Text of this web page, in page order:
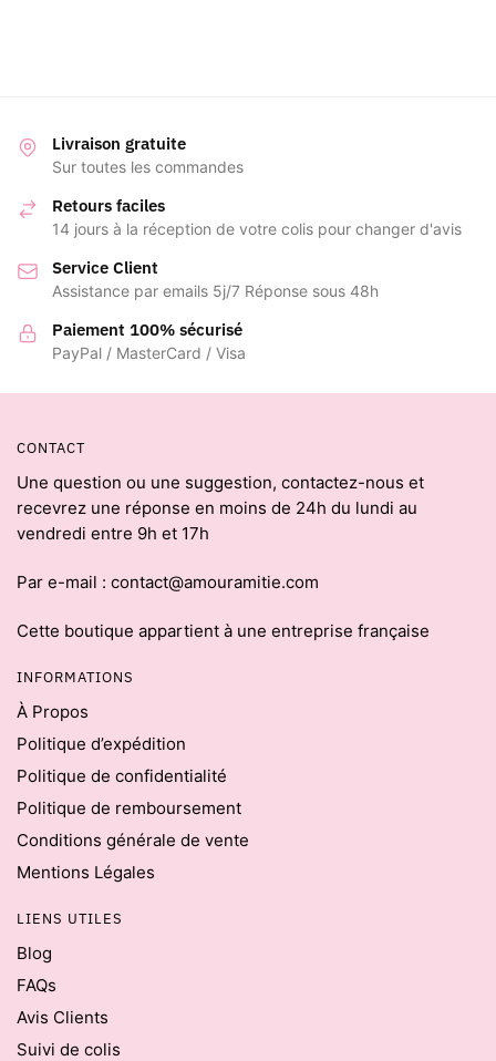
Livraison gratuite
Sur toutes les commandes
Retours faciles
14 jours à la réception de votre colis pour changer d'avis
Service Client
Assistance par emails 5j/7 Réponse sous 48h
Paiement 100% sécurisé
PayPal / MasterCard / Visa
CONTACT
Une question ou une suggestion, contactez-nous et
recevrez une réponse en moins de 24h du lundi au
vendredi entre 9h et 17h
Par e-mail : contact@amouramitie.com
Cette boutique appartient à une entreprise française
INFORMATIONS
À Propos
Politique d’expédition
Politique de confidentialité
Politique de remboursement
Conditions générale de vente
Mentions Légales
LIENS UTILES
Blog
FAQs
Avis Clients
Suivi de colis